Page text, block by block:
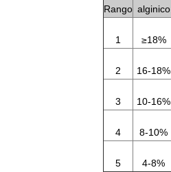
Rango alginico
1 ≥18%
2 16-18%
3 10-16%
4 8-10%
5 4-8%